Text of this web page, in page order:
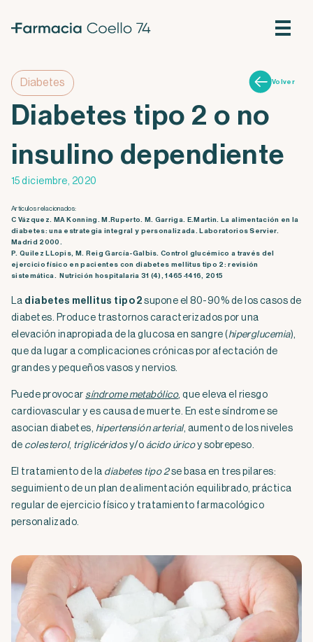
Volver
Diabetes
Diabetes tipo 2 o no
insulino dependiente
15 diciembre, 2020
Artículos relacionados:
C Vázquez. MA Konning. M.Ruperto. M. Garriga. E.Martin. La alimentación en la
diabetes: una estrategia integral y personalizada. Laboratorios Servier.
Madrid 2000.
P. Quilez LLopis, M. Reig García-Galbis. Control glucémico a través del
ejercicio físico en pacientes con diabetes mellitus tipo 2: revisión
sistemática. Nutrición hospitalaria 31 (4), 1465-1416, 2015
La diabetes mellitus tipo 2 supone el 80-90% de los casos de
diabetes. Produce trastornos caracterizados por una
elevación inapropiada de la glucosa en sangre (hiperglucemia),
que da lugar a complicaciones crónicas por afectación de
grandes y pequeños vasos y nervios.
Puede provocar síndrome metabólico, que eleva el riesgo
cardiovascular y es causa de muerte. En este síndrome se
asocian diabetes, hipertensión arterial, aumento de los niveles
de colesterol, triglicéridosy/o ácido úricoy sobrepeso.
El tratamiento de la diabetes tipo 2se basa en tres pilares:
seguimiento de un plan de alimentación equilibrado, práctica
regular de ejercicio físico y tratamiento farmacológico
personalizado.